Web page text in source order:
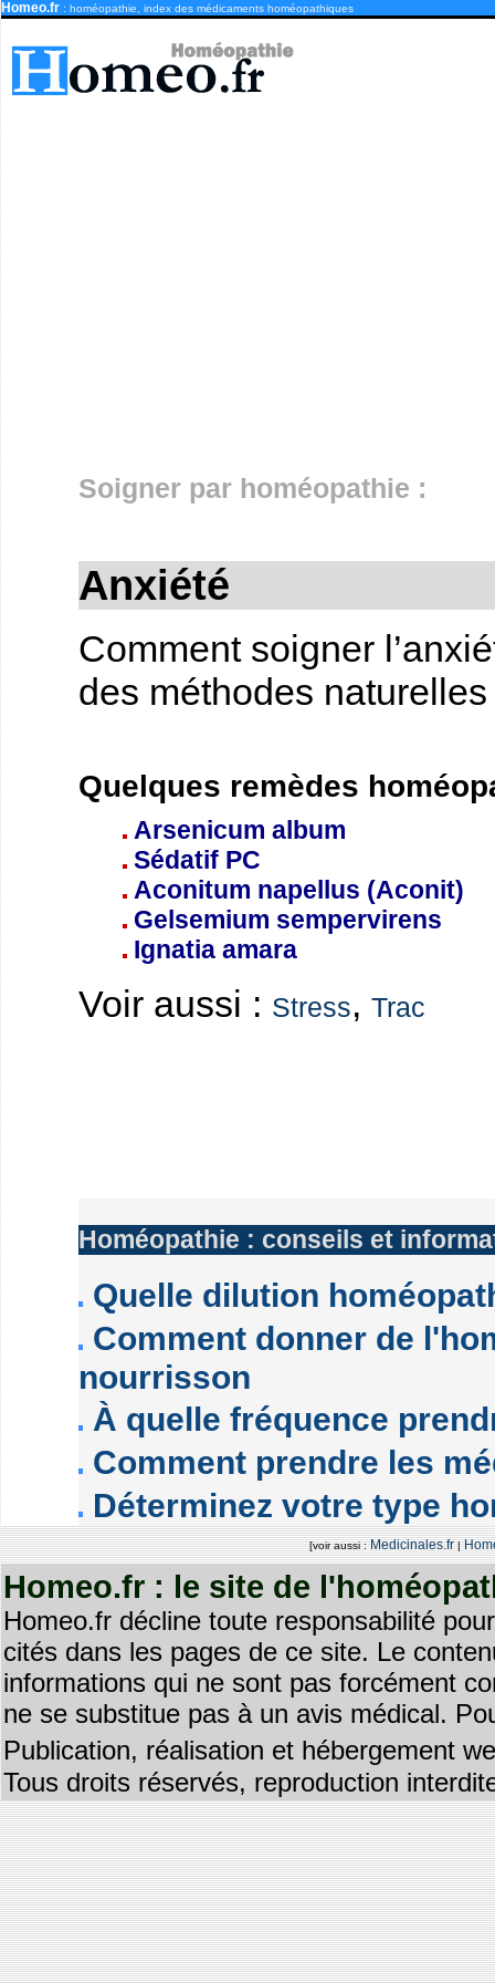
Homeo.fr : homéopathie, index des médicaments homéopathiques
Soigner par homéopathie :
Anxiété
Comment soigner
des méthodes
Quelques remèdes
Arsenicum album
Sédatif PC
Aconitum napellus (Aconit)
Gelsemium sempervirens
Ignatia amara
Voir aussi : Stress, Trac
Homéopathie : conseils et
Quelle dilution
Comment donner de
nourrisson
À quelle fréquence
Comment prendre les
Déterminez votre type
[voir aussi :Medicinales.fr|
Homeo.fr : le site de
Homeo.fr décline toute responsabilité
cités dans les pages de ce site. Le
informations qui ne sont pas forcément
ne se substitue pas à un avis médical.
Publication, réalisation et hébergement
Tous droits réservés, reproduction